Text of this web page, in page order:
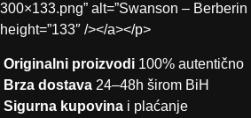
300×133.png” alt=”Swanson – Berberin
height=”133″ /></a></p>
Originalni proizvodi 100% autentično
Brza dostava 24–48h širom BiH
Sigurna kupovina i plaćanje